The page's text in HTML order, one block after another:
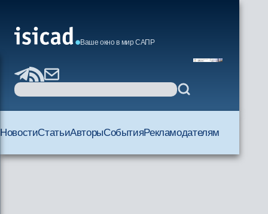
Ваше окно в мир САПР
НовостиСтатьиАвторыСобытияРекламодателям